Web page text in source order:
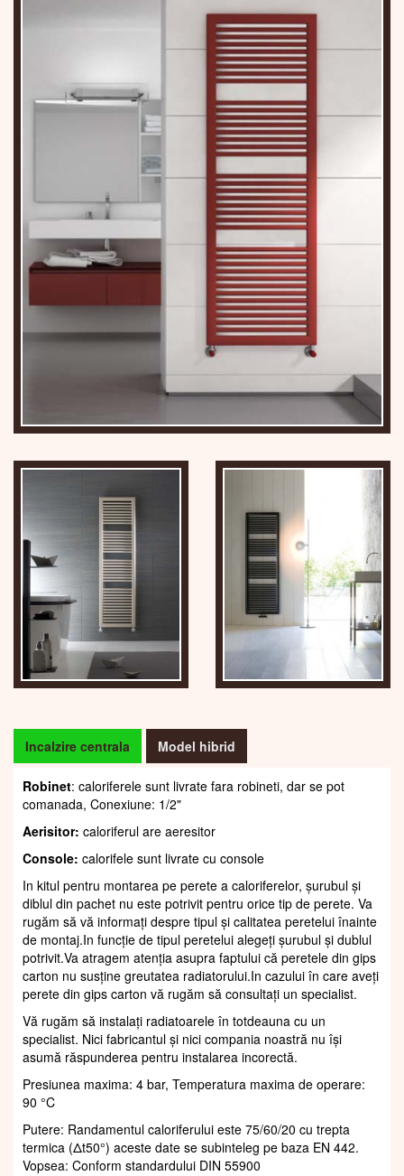
Incalzire centrala Model hibrid
Robinet: caloriferele sunt livrate fara robineti, dar se pot
comanada, Conexiune: 1/2"
Aerisitor: caloriferul are aeresitor
Console: calorifele sunt livrate cu console
In kitul pentru montarea pe perete a caloriferelor, șurubul și
diblul din pachet nu este potrivit pentru orice tip de perete. Va
rugăm să vă informați despre tipul și calitatea peretelui înainte
de montaj.In funcție de tipul peretelui alegeți șurubul și dublul
potrivit.Va atragem atenția asupra faptului că peretele din gips
carton nu susține greutatea radiatorului.In cazului în care aveți
perete din gips carton vă rugăm să consultați un specialist.
Vă rugăm să instalați radiatoarele în totdeauna cu un
specialist. Nici fabricantul și nici compania noastră nu își
asumă răspunderea pentru instalarea incorectă.
Presiunea maxima: 4 bar, Temperatura maxima de operare:
90 °C
Putere: Randamentul caloriferului este 75/60/20 cu trepta
termica (Δt50°) aceste date se subinteleg pe baza EN 442.
Vopsea: Conform standardului DIN 55900